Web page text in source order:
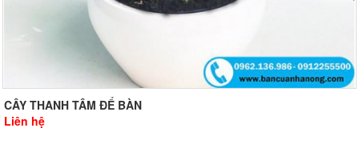
CÂY THANH TÂM ĐỂ BÀN
Liên hệ